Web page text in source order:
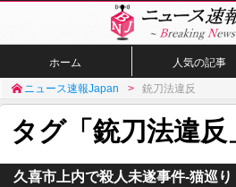
ホーム 人気の記事
ニュース速報Japan 銃刀法違反
タグ「銃刀法違
久喜市上内で殺人未遂事件-猫巡